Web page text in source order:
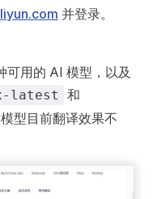
并登录。
可用的 AI 模型，以及
latest 和
模型目前翻译效果不